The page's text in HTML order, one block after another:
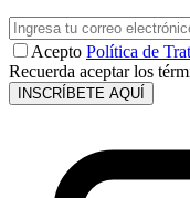
Acepto Política de
Recuerda aceptar los
INSCRÍBETE AQUÍ